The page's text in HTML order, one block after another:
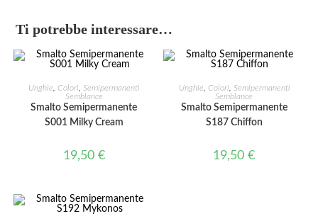
Ti potrebbe interessare…
AGGIUNGI AL CARRELLO
Unghie ,Colori
Semipermanenti
Semblance
Smalto Semipermanente
S001 Milky Cream
19,50 €
AGGIUNGI AL CARRELLO
Unghie Colori
Semipermanenti
Semblance
Smalto Semipermanente
S187 Chiffon
19,50€